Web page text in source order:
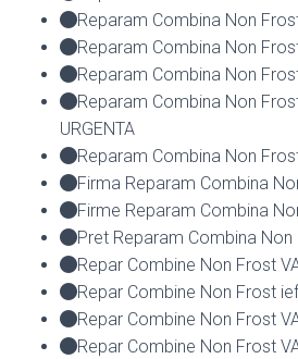
Reparam Combina Non
Reparam Combina Non
Reparam Combina Non
Reparam Combina Non
URGENTA
Reparam Combina Non
Firma Reparam Combina
Firme Reparam Combina
Pret Reparam Combina Non
Repar Combine Non Frost
Repar Combine Non Frost
Repar Combine Non Frost
Repar Combine Non Frost